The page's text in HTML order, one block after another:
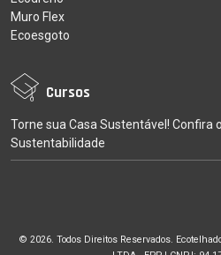
Muro Flex
Ecoesgoto
Cursos
Torne sua Casa Sustentável! Confira
Sustentabilidade
© 2026. Todos Direitos Reservados.